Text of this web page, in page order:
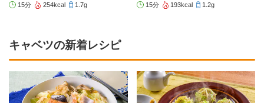
15分 254kcal 1.7g 15分 193kcal 1.2g
キャベツの新着レシピ